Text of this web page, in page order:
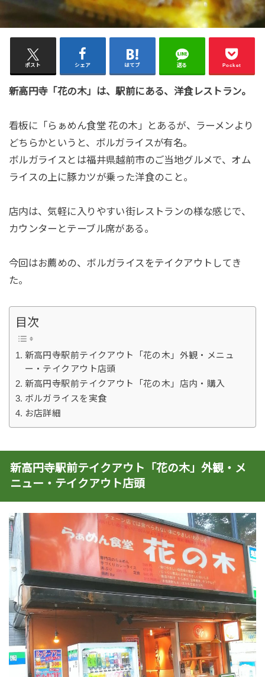
ポスト シェア はてブ 送る Pocket
新高円寺「花の木」は、駅前にある、洋食レストラン。
看板に「らぁめん食堂 花の木」とあるが、ラーメンより
どちらかというと、ボルガライスが有名。
ボルガライスとは福井県越前市のご当地グルメで、オム
ライスの上に豚カツが乗った洋食のこと。
店内は、気軽に入りやすい街レストランの様な感じで、
カウンターとテーブル席がある。
今回はお薦めの、ボルガライスをテイクアウトしてき
た。
目次
新高円寺駅前テイクアウト「花の木」外観・メニュ
ー・テイクアウト店頭
新高円寺駅前テイクアウト「花の木」店内・購入
ボルガライスを実食
お店詳細
新高円寺駅前テイクアウト「花の木」外観・メ
ニュー・テイクアウト店頭